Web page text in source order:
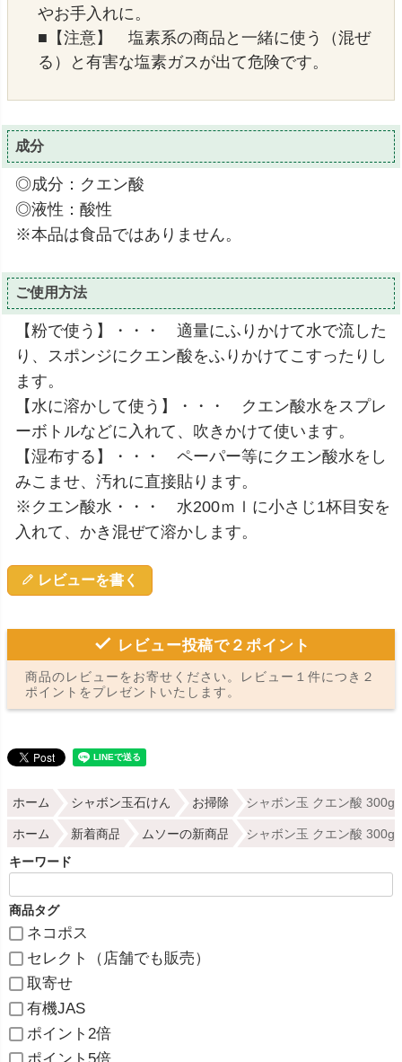
やお手入れに。
■【注意】 塩素系の商品と一緒に使う（混ぜ
る）と有害な塩素ガスが出て危険です。
成分
◎成分：クエン酸
◎液性：酸性
※本品は食品ではありません。
ご使用方法
【粉で使う】・・・ 適量にふりかけて水で流した
り、スポンジにクエン酸をふりかけてこすったりし
ます。
【水に溶かして使う】・・・ クエン酸水をスプレ
ーボトルなどに入れて、吹きかけて使います。
【湿布する】・・・ ペーパー等にクエン酸水をし
みこませ、汚れに直接貼ります。
※クエン酸水・・・ 水200ｍｌに小さじ1杯目安を
入れて、かき混ぜて溶かします。
レビューを書く
レビュー投稿で２ポイント
商品のレビューをお寄せください。レビュー１件につき２
ポイントをプレゼントいたします。
ホーム シャボン玉石けん お掃除 シャボン玉 クエン酸 300g
ホーム 新着商品 ムソーの新商品 シャボン玉 クエン酸 300g
キーワード
商品タグ
ネコポス
セレクト（店舗でも販売）
取寄せ
有機JAS
ポイント2倍